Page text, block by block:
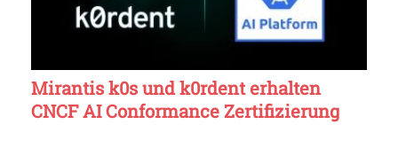
Mirantis k0s und k0rdent erhalten
CNCF AI Conformance Zertifizierung